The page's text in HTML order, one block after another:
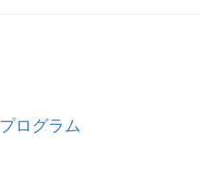
ログラム